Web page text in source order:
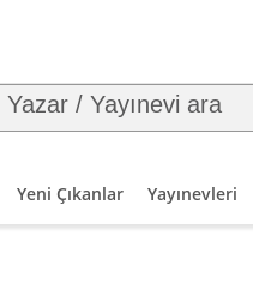
Yeni Çıkanlar Yayınevleri